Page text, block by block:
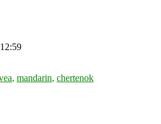
, mandarin, chertenok